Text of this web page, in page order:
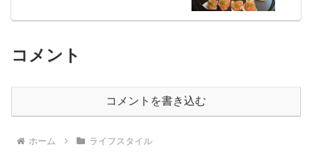
コメント
コメントを書き込む
ホーム ライフスタイル